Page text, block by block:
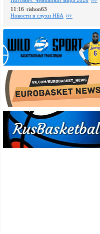
11:16 rishon63
Новости и слухи НБА